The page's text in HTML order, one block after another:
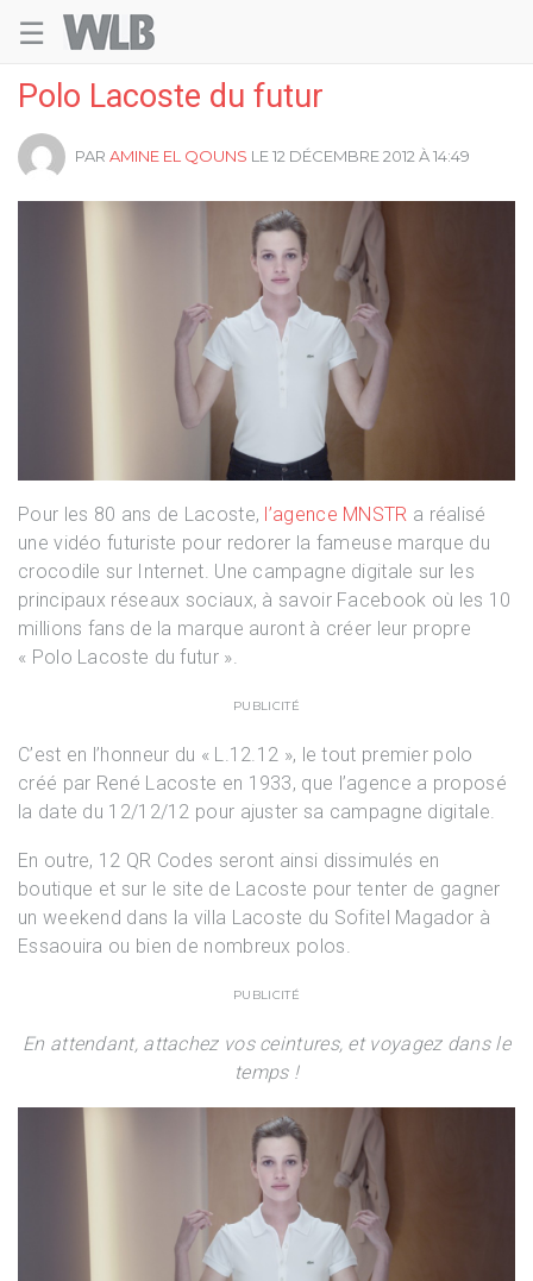
☰
Polo Lacoste du futur
PAR AMINE EL QOUNS LE 12 DÉCEMBRE 2012 À 14:49
Pour les 80 ans de Lacoste, l’agence MNSTR a réalisé
une vidéo futuriste pour redorer la fameuse marque du
crocodile sur Internet. Une campagne digitale sur les
principaux réseaux sociaux, à savoir Facebook où les 10
millions fans de la marque auront à créer leur propre
« Polo Lacoste du futur ».
PUBLICITÉ
C’est en l’honneur du « L.12.12 », le tout premier polo
créé par René Lacoste en 1933, que l’agence a proposé
la date du 12/12/12 pour ajuster sa campagne digitale.
En outre, 12 QR Codes seront ainsi dissimulés en
boutique et sur le site de Lacoste pour tenter de gagner
un weekend dans la villa Lacoste du Sofitel Magador à
Essaouira ou bien de nombreux polos.
PUBLICITÉ
En attendant, attachez vos ceintures, et voyagez dans le
temps !